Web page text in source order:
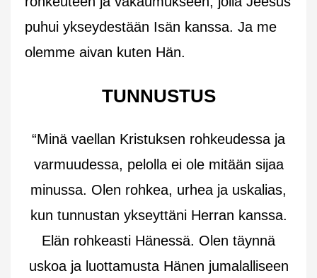
puhui ykseydestään Isän kanssa. Ja me
olemme aivan kuten Hän.
TUNNUSTUS
“Minä vaellan Kristuksen rohkeudessa ja
varmuudessa, pelolla ei ole mitään sijaa
minussa. Olen rohkea, urhea ja uskalias,
kun tunnustan ykseyttäni Herran kanssa.
Elän rohkeasti Hänessä. Olen täynnä
uskoa ja luottamusta Hänen jumalalliseen